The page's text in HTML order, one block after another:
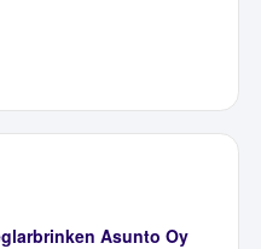
Asunto Oy